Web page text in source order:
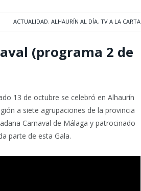
ACTUALIDAD, ALHAURÍN AL DÍA, TV A LA CARTA
(programa 2 de
13 de octubre se celebró en Alhaurín
a siete agrupaciones de la provincia
Carnaval de Málaga y patrocinado
parte de esta Gala.